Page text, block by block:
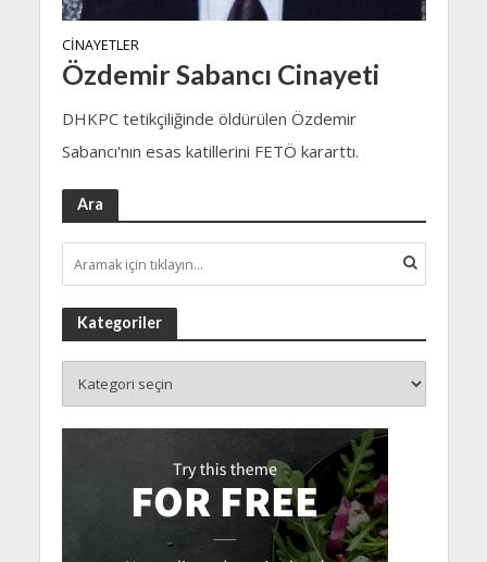
CINAYETLER
Özdemir Sabancı Cinayeti
DHKPC tetikçiliğinde öldürülen Özdemir
Sabancı'nın esas katillerini FETÖ kararttı.
Ara
Kategoriler